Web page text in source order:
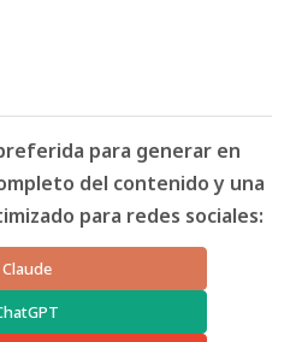
para generar en
del contenido y una
para redes sociales:
Claude